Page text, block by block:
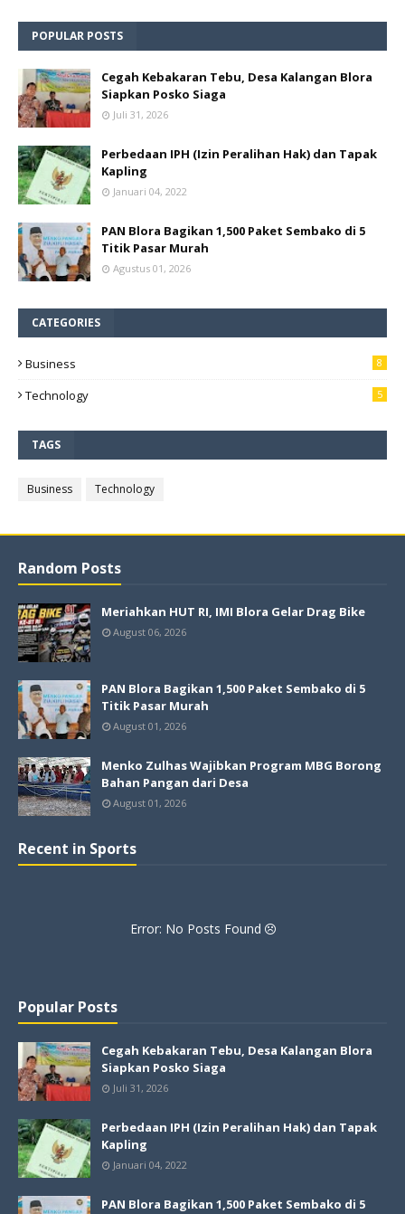
POPULAR POSTS
Cegah Kebakaran Tebu, Desa Kalangan Blora
Siapkan Posko Siaga
Juli 31, 2026
Perbedaan IPH (Izin Peralihan Hak) dan Tapak
Kapling
Januari 04, 2022
PAN Blora Bagikan 1,500 Paket Sembako di 5
Titik Pasar Murah
Agustus 01, 2026
CATEGORIES
Business 8
Technology 5
TAGS
Business Technology
Random Posts
Meriahkan HUT RI, IMI Blora Gelar Drag Bike
August 06, 2026
PAN Blora Bagikan 1,500 Paket Sembako di 5
Titik Pasar Murah
August 01, 2026
Menko Zulhas Wajibkan Program MBG Borong
Bahan Pangan dari Desa
August 01, 2026
Recent in Sports
Error: No Posts Found
Popular Posts
Cegah Kebakaran Tebu, Desa Kalangan Blora
Siapkan Posko Siaga
Juli 31, 2026
Perbedaan IPH (Izin Peralihan Hak) dan Tapak
Kapling
Januari 04, 2022
PAN Blora Bagikan 1,500 Paket Sembako di 5